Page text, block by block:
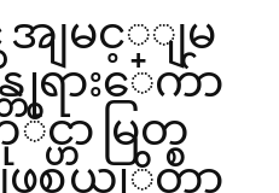
အျမင့္ျမ
ဘုရားေက်ာ
ာ မြတ္စ
ဖစ္တယ္ဆုိတာ